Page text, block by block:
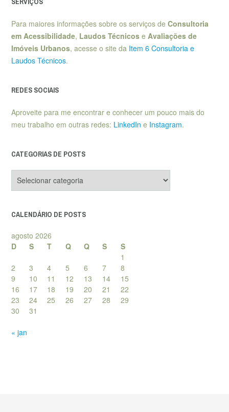
Para maiores informações sobre os serviços de Consultoria
em Acessibilidade, Laudos Técnicos e Avaliações de
Imóveis Urbanos, acesse o site da Item 6 Consultoria e
Laudos Técnicos.
REDES SOCIAIS
Aproveite para me encontrar e conhecer um pouco mais do
meu trabalho em outras redes: LinkedIn e Instagram.
CATEGORIAS DE POSTS
de
CALENDÁRIO DE POSTS
agosto 2026
D
S T Q Q S
S
1
2
3 4 5 6 7
8
9
10 11 12 13 14
15
16
17 18 19 20 21
22
23
24 25 26 27 28
29
30
31
« jan